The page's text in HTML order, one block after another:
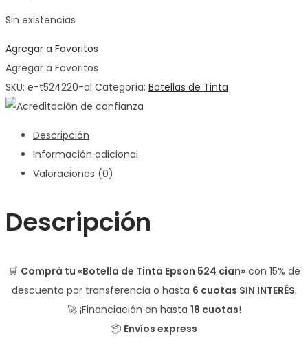
Sin existencias
Agregar a Favoritos
Agregar a Favoritos
SKU: e-t524220-al Categoría: Botellas de Tinta
Descripción
Información adicional
Valoraciones (0)
Descripción
🛒 Comprá tu «Botella de Tinta Epson 524 cian»con 15% de
descuento por transferencia o hasta 6 cuotas SIN INTERÉS.
🚀 ¡Financiación en hasta 18 cuotas!
📦 Envíos express